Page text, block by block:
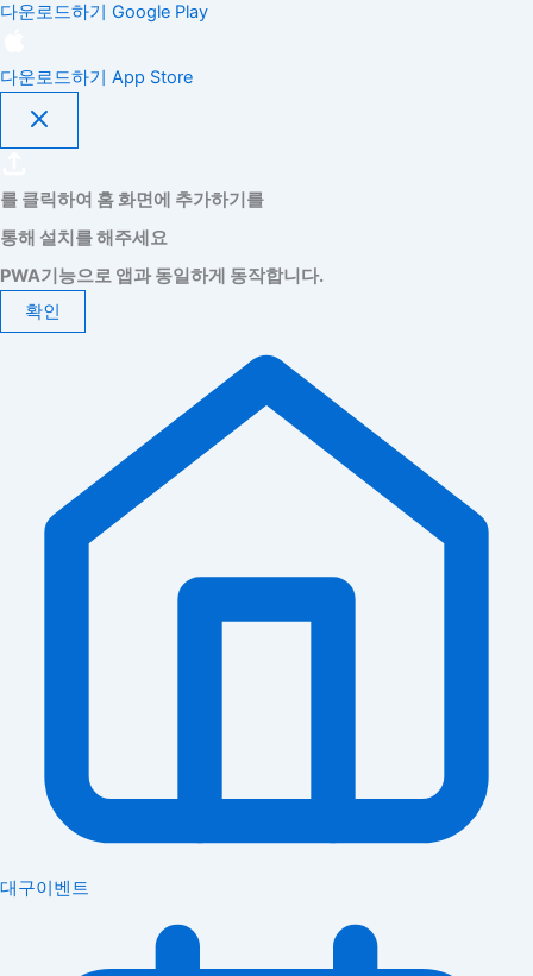
다운로드하기 Google Play
다운로드하기 App Store
를 클릭하여 홈 화면에 추가하기를
통해 설치를 해주세요
PWA기능으로 앱과 동일하게 동작합니다.
확인
대구이벤트